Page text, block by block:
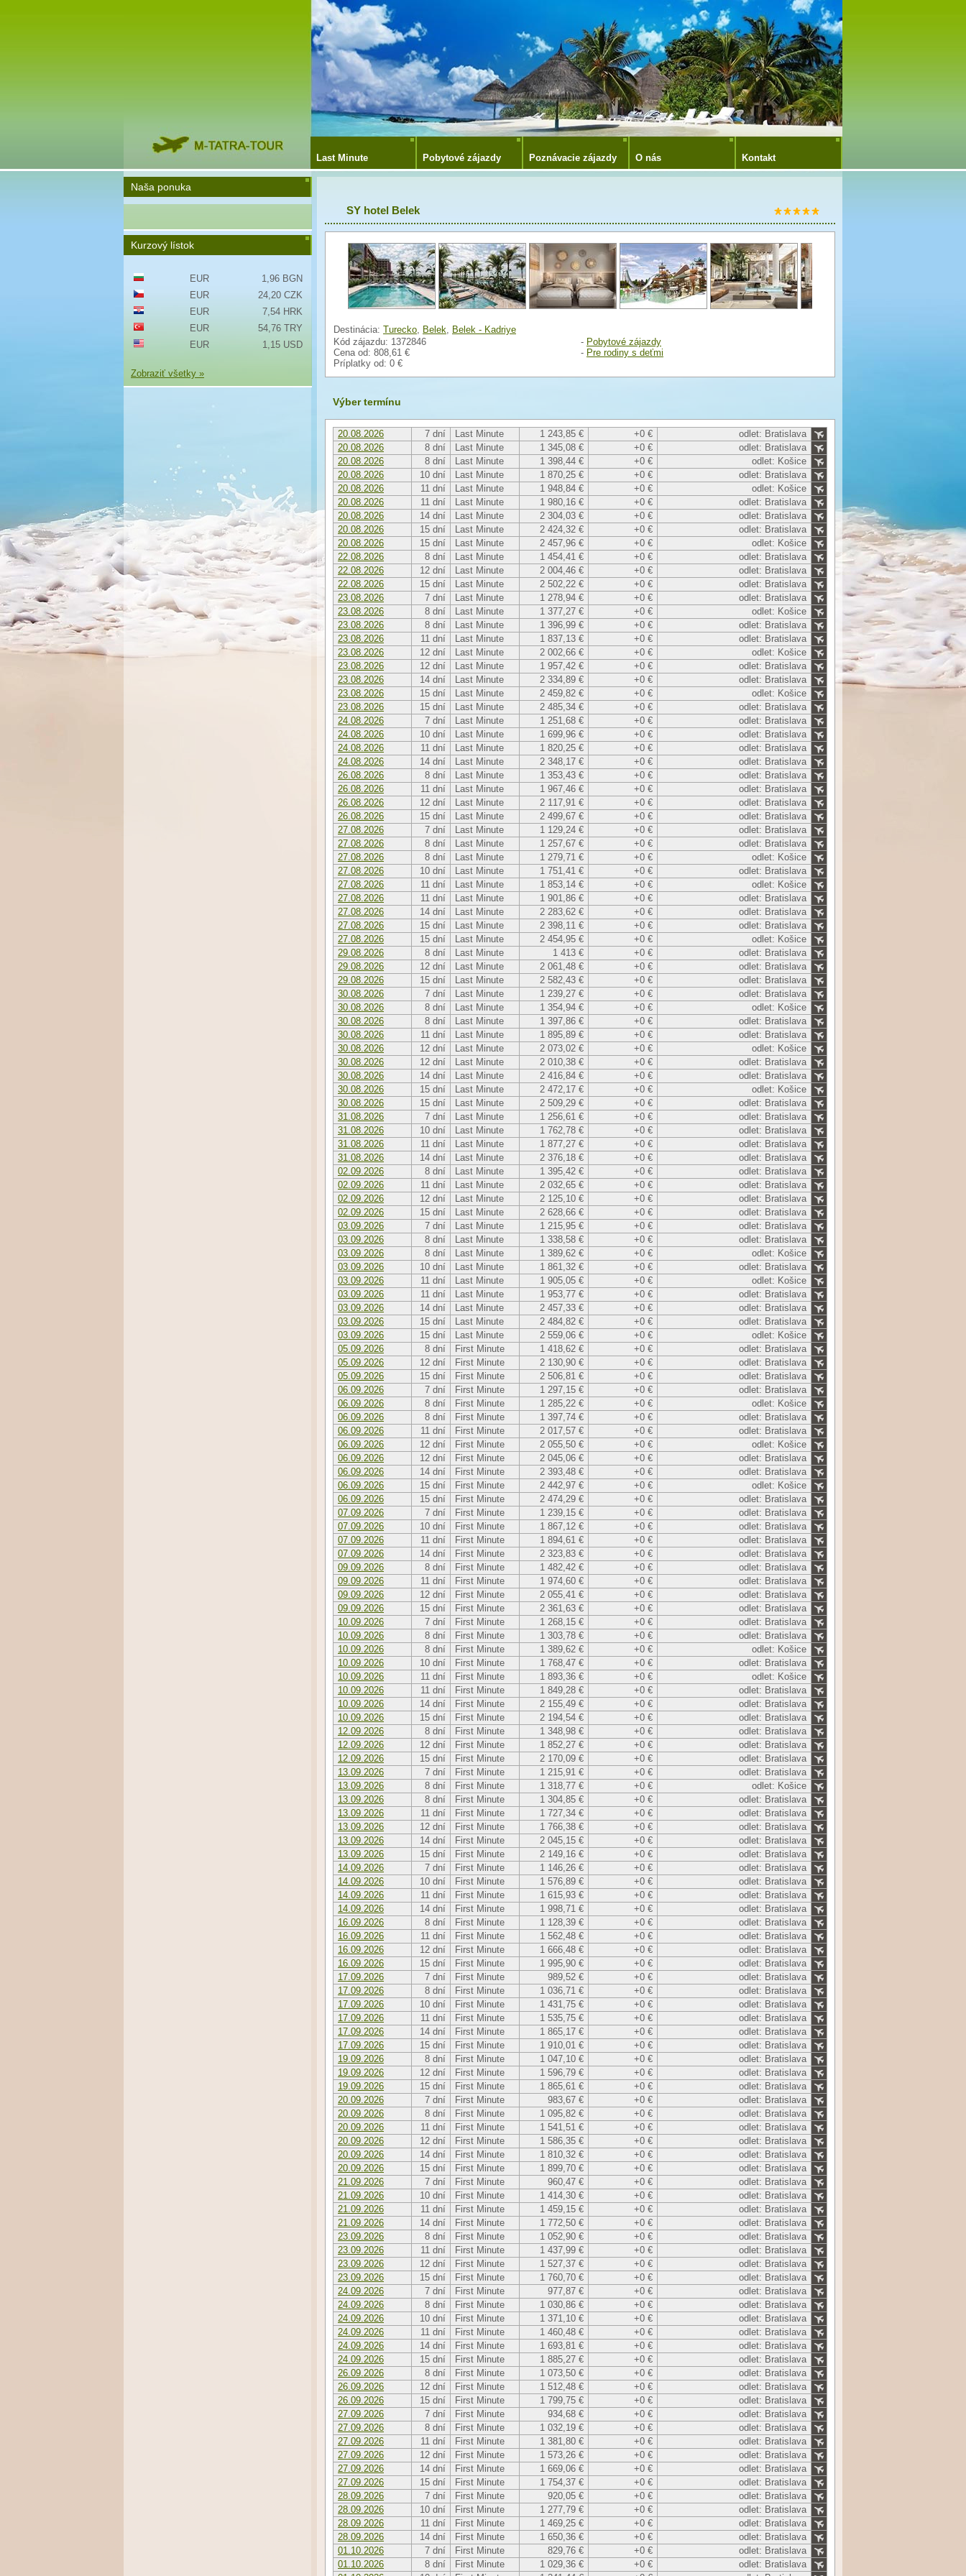
Last Minute Pobytové zájazdy Poznávacie zájazdy O nás Kontakt
SY hotel Belek
Destinácia: Turecko, Belek, Belek - Kadriye
Kód zájazdu: 1372846
Cena od: 808,61 €
Príplatky od: 0 €
- Pobytové zájazdy
- Pre rodiny s deťmi
Výber termínu
20.08.2026 7 dní Last Minute 1 243,85 € +0 €
odlet: Bratislava
20.08.2026
8 dní Last Minute 1 345,08 € +0 €
odlet: Bratislava
20.08.2026
8 dní Last Minute 1 398,44 € +0 €
odlet: Košice
20.08.2026
10 dní Last Minute 1 870,25 € +0 €
odlet: Bratislava
20.08.2026
11 dní Last Minute 1 948,84 € +0 €
odlet: Košice
20.08.2026
11 dní Last Minute 1 980,16 € +0 €
odlet: Bratislava
20.08.2026
14 dní Last Minute 2 304,03 € +0 €
odlet: Bratislava
20.08.2026
15 dní Last Minute 2 424,32 € +0 €
odlet: Bratislava
20.08.2026
15 dní Last Minute 2 457,96 € +0 €
odlet: Košice
22.08.2026
8 dní Last Minute 1 454,41 € +0 €
odlet: Bratislava
22.08.2026
12 dní Last Minute 2 004,46 € +0 €
odlet: Bratislava
22.08.2026
15 dní Last Minute 2 502,22 € +0 €
odlet: Bratislava
23.08.2026
7 dní Last Minute 1 278,94 € +0 €
odlet: Bratislava
23.08.2026
8 dní Last Minute 1 377,27 € +0 €
odlet: Košice
23.08.2026
8 dní Last Minute 1 396,99 € +0 €
odlet: Bratislava
23.08.2026
11 dní Last Minute 1 837,13 € +0 €
odlet: Bratislava
23.08.2026
12 dní Last Minute 2 002,66 € +0 €
odlet: Košice
23.08.2026
12 dní Last Minute 1 957,42 € +0 €
odlet: Bratislava
23.08.2026
14 dní Last Minute 2 334,89 € +0 €
odlet: Bratislava
23.08.2026
15 dní Last Minute 2 459,82 € +0 €
odlet: Košice
23.08.2026
15 dní Last Minute 2 485,34 € +0 €
odlet: Bratislava
24.08.2026
7 dní Last Minute 1 251,68 € +0 €
odlet: Bratislava
24.08.2026
10 dní Last Minute 1 699,96 € +0 €
odlet: Bratislava
24.08.2026
11 dní Last Minute 1 820,25 € +0 €
odlet: Bratislava
24.08.2026
14 dní Last Minute 2 348,17 € +0 €
odlet: Bratislava
26.08.2026
8 dní Last Minute 1 353,43 € +0 €
odlet: Bratislava
26.08.2026
11 dní Last Minute 1 967,46 € +0 €
odlet: Bratislava
26.08.2026
12 dní Last Minute 2 117,91 € +0 €
odlet: Bratislava
26.08.2026
15 dní Last Minute 2 499,67 € +0 €
odlet: Bratislava
27.08.2026
7 dní Last Minute 1 129,24 € +0 €
odlet: Bratislava
27.08.2026
8 dní Last Minute 1 257,67 € +0 €
odlet: Bratislava
27.08.2026
8 dní Last Minute 1 279,71 € +0 €
odlet: Košice
27.08.2026
10 dní Last Minute 1 751,41 € +0 €
odlet: Bratislava
27.08.2026
11 dní Last Minute 1 853,14 € +0 €
odlet: Košice
27.08.2026
11 dní Last Minute 1 901,86 € +0 €
odlet: Bratislava
27.08.2026
14 dní Last Minute 2 283,62 € +0 €
odlet: Bratislava
27.08.2026
15 dní Last Minute 2 398,11 € +0 €
odlet: Bratislava
27.08.2026
15 dní Last Minute 2 454,95 € +0 €
odlet: Košice
29.08.2026
8 dní Last Minute 1 413 € +0 €
odlet: Bratislava
29.08.2026
12 dní Last Minute 2 061,48 € +0 €
odlet: Bratislava
29.08.2026
15 dní Last Minute 2 582,43 € +0 €
odlet: Bratislava
30.08.2026
7 dní Last Minute 1 239,27 € +0 €
odlet: Bratislava
30.08.2026
8 dní Last Minute 1 354,94 € +0 €
odlet: Košice
30.08.2026
8 dní Last Minute 1 397,86 € +0 €
odlet: Bratislava
30.08.2026
11 dní Last Minute 1 895,89 € +0 €
odlet: Bratislava
30.08.2026
12 dní Last Minute 2 073,02 € +0 €
odlet: Košice
30.08.2026
12 dní Last Minute 2 010,38 € +0 €
odlet: Bratislava
30.08.2026
14 dní Last Minute 2 416,84 € +0 €
odlet: Bratislava
30.08.2026
15 dní Last Minute 2 472,17 € +0 €
odlet: Košice
30.08.2026
15 dní Last Minute 2 509,29 € +0 €
odlet: Bratislava
31.08.2026
7 dní Last Minute 1 256,61 € +0 €
odlet: Bratislava
31.08.2026
10 dní Last Minute 1 762,78 € +0 €
odlet: Bratislava
31.08.2026
11 dní Last Minute 1 877,27 € +0 €
odlet: Bratislava
31.08.2026
14 dní Last Minute 2 376,18 € +0 €
odlet: Bratislava
02.09.2026
8 dní Last Minute 1 395,42 € +0 €
odlet: Bratislava
02.09.2026
11 dní Last Minute 2 032,65 € +0 €
odlet: Bratislava
02.09.2026
12 dní Last Minute 2 125,10 € +0 €
odlet: Bratislava
02.09.2026
15 dní Last Minute 2 628,66 € +0 €
odlet: Bratislava
03.09.2026
7 dní Last Minute 1 215,95 € +0 €
odlet: Bratislava
03.09.2026
8 dní Last Minute 1 338,58 € +0 €
odlet: Bratislava
03.09.2026
8 dní Last Minute 1 389,62 € +0 €
odlet: Košice
03.09.2026
10 dní Last Minute 1 861,32 € +0 €
odlet: Bratislava
03.09.2026
11 dní Last Minute 1 905,05 € +0 €
odlet: Košice
03.09.2026
11 dní Last Minute 1 953,77 € +0 €
odlet: Bratislava
03.09.2026
14 dní Last Minute 2 457,33 € +0 €
odlet: Bratislava
03.09.2026
15 dní Last Minute 2 484,82 € +0 €
odlet: Bratislava
03.09.2026
15 dní Last Minute 2 559,06 € +0 €
odlet: Košice
05.09.2026
8 dní First Minute 1 418,62 € +0 €
odlet: Bratislava
05.09.2026
12 dní First Minute 2 130,90 € +0 €
odlet: Bratislava
05.09.2026
15 dní First Minute 2 506,81 € +0 €
odlet: Bratislava
06.09.2026
7 dní First Minute 1 297,15 € +0 €
odlet: Bratislava
06.09.2026
8 dní First Minute 1 285,22 € +0 €
odlet: Košice
06.09.2026
8 dní First Minute 1 397,74 € +0 €
odlet: Bratislava
06.09.2026
11 dní First Minute 2 017,57 € +0 €
odlet: Bratislava
06.09.2026
12 dní First Minute 2 055,50 € +0 €
odlet: Košice
06.09.2026
12 dní First Minute 2 045,06 € +0 €
odlet: Bratislava
06.09.2026
14 dní First Minute 2 393,48 € +0 €
odlet: Bratislava
06.09.2026
15 dní First Minute 2 442,97 € +0 €
odlet: Košice
06.09.2026
15 dní First Minute 2 474,29 € +0 €
odlet: Bratislava
07.09.2026
7 dní First Minute 1 239,15 € +0 €
odlet: Bratislava
07.09.2026
10 dní First Minute 1 867,12 € +0 €
odlet: Bratislava
07.09.2026
11 dní First Minute 1 894,61 € +0 €
odlet: Bratislava
07.09.2026
14 dní First Minute 2 323,83 € +0 €
odlet: Bratislava
09.09.2026
8 dní First Minute 1 482,42 € +0 €
odlet: Bratislava
09.09.2026
11 dní First Minute 1 974,60 € +0 €
odlet: Bratislava
09.09.2026
12 dní First Minute 2 055,41 € +0 €
odlet: Bratislava
09.09.2026
15 dní First Minute 2 361,63 € +0 €
odlet: Bratislava
10.09.2026
7 dní First Minute 1 268,15 € +0 €
odlet: Bratislava
10.09.2026
8 dní First Minute 1 303,78 € +0 €
odlet: Bratislava
10.09.2026
8 dní First Minute 1 389,62 € +0 €
odlet: Košice
10.09.2026
10 dní First Minute 1 768,47 € +0 €
odlet: Bratislava
10.09.2026
11 dní First Minute 1 893,36 € +0 €
odlet: Košice
10.09.2026
11 dní First Minute 1 849,28 € +0 €
odlet: Bratislava
10.09.2026
14 dní First Minute 2 155,49 € +0 €
odlet: Bratislava
10.09.2026
15 dní First Minute 2 194,54 € +0 €
odlet: Bratislava
12.09.2026
8 dní First Minute 1 348,98 € +0 €
odlet: Bratislava
12.09.2026
12 dní First Minute 1 852,27 € +0 €
odlet: Bratislava
12.09.2026
15 dní First Minute 2 170,09 € +0 €
odlet: Bratislava
13.09.2026
7 dní First Minute 1 215,91 € +0 €
odlet: Bratislava
13.09.2026
8 dní First Minute 1 318,77 € +0 €
odlet: Košice
13.09.2026
8 dní First Minute 1 304,85 € +0 €
odlet: Bratislava
13.09.2026
11 dní First Minute 1 727,34 € +0 €
odlet: Bratislava
13.09.2026
12 dní First Minute 1 766,38 € +0 €
odlet: Bratislava
13.09.2026
14 dní First Minute 2 045,15 € +0 €
odlet: Bratislava
13.09.2026
15 dní First Minute 2 149,16 € +0 €
odlet: Bratislava
14.09.2026
7 dní First Minute 1 146,26 € +0 €
odlet: Bratislava
14.09.2026
10 dní First Minute 1 576,89 € +0 €
odlet: Bratislava
14.09.2026
11 dní First Minute 1 615,93 € +0 €
odlet: Bratislava
14.09.2026
14 dní First Minute 1 998,71 € +0 €
odlet: Bratislava
16.09.2026
8 dní First Minute 1 128,39 € +0 €
odlet: Bratislava
16.09.2026
11 dní First Minute 1 562,48 € +0 €
odlet: Bratislava
16.09.2026
12 dní First Minute 1 666,48 € +0 €
odlet: Bratislava
16.09.2026
15 dní First Minute 1 995,90 € +0 €
odlet: Bratislava
17.09.2026
7 dní First Minute 989,52 € +0 €
odlet: Bratislava
17.09.2026
8 dní First Minute 1 036,71 € +0 €
odlet: Bratislava
17.09.2026
10 dní First Minute 1 431,75 € +0 €
odlet: Bratislava
17.09.2026
11 dní First Minute 1 535,75 € +0 €
odlet: Bratislava
17.09.2026
14 dní First Minute 1 865,17 € +0 €
odlet: Bratislava
17.09.2026
15 dní First Minute 1 910,01 € +0 €
odlet: Bratislava
19.09.2026
8 dní First Minute 1 047,10 € +0 €
odlet: Bratislava
19.09.2026
12 dní First Minute 1 596,79 € +0 €
odlet: Bratislava
19.09.2026
15 dní First Minute 1 865,61 € +0 €
odlet: Bratislava
20.09.2026
7 dní First Minute 983,67 € +0 €
odlet: Bratislava
20.09.2026
8 dní First Minute 1 095,82 € +0 €
odlet: Bratislava
20.09.2026
11 dní First Minute 1 541,51 € +0 €
odlet: Bratislava
20.09.2026
12 dní First Minute 1 586,35 € +0 €
odlet: Bratislava
20.09.2026
14 dní First Minute 1 810,32 € +0 €
odlet: Bratislava
20.09.2026
15 dní First Minute 1 899,70 € +0 €
odlet: Bratislava
21.09.2026
7 dní First Minute 960,47 € +0 €
odlet: Bratislava
21.09.2026
10 dní First Minute 1 414,30 € +0 €
odlet: Bratislava
21.09.2026
11 dní First Minute 1 459,15 € +0 €
odlet: Bratislava
21.09.2026
14 dní First Minute 1 772,50 € +0 €
odlet: Bratislava
23.09.2026
8 dní First Minute 1 052,90 € +0 €
odlet: Bratislava
23.09.2026
11 dní First Minute 1 437,99 € +0 €
odlet: Bratislava
23.09.2026
12 dní First Minute 1 527,37 € +0 €
odlet: Bratislava
23.09.2026
15 dní First Minute 1 760,70 € +0 €
odlet: Bratislava
24.09.2026
7 dní First Minute 977,87 € +0 €
odlet: Bratislava
24.09.2026
8 dní First Minute 1 030,86 € +0 €
odlet: Bratislava
24.09.2026
10 dní First Minute 1 371,10 € +0 €
odlet: Bratislava
24.09.2026
11 dní First Minute 1 460,48 € +0 €
odlet: Bratislava
24.09.2026
14 dní First Minute 1 693,81 € +0 €
odlet: Bratislava
24.09.2026
15 dní First Minute 1 885,27 € +0 €
odlet: Bratislava
26.09.2026
8 dní First Minute 1 073,50 € +0 €
odlet: Bratislava
26.09.2026
12 dní First Minute 1 512,48 € +0 €
odlet: Bratislava
26.09.2026
15 dní First Minute 1 799,75 € +0 €
odlet: Bratislava
27.09.2026
7 dní First Minute 934,68 € +0 €
odlet: Bratislava
27.09.2026
8 dní First Minute 1 032,19 € +0 €
odlet: Bratislava
27.09.2026
11 dní First Minute 1 381,80 € +0 €
odlet: Bratislava
27.09.2026
12 dní First Minute 1 573,26 € +0 €
odlet: Bratislava
27.09.2026
14 dní First Minute 1 669,06 € +0 €
odlet: Bratislava
27.09.2026
15 dní First Minute 1 754,37 € +0 €
odlet: Bratislava
28.09.2026
7 dní First Minute 920,05 € +0 €
odlet: Bratislava
28.09.2026
10 dní First Minute 1 277,79 € +0 €
odlet: Bratislava
28.09.2026
11 dní First Minute 1 469,25 € +0 €
odlet: Bratislava
28.09.2026
14 dní First Minute 1 650,36 € +0 €
odlet: Bratislava
01.10.2026
7 dní First Minute 829,76 € +0 €
odlet: Bratislava
01.10.2026
8 dní First Minute 1 029,36 € +0 €
odlet: Bratislava
Naša ponuka
Kurzový lístok
EUR
1,96 BGN
EUR
24,20 CZK
EUR
7,54 HRK
EUR
54,76 TRY
EUR
1,15 USD
Zobraziť všetky »